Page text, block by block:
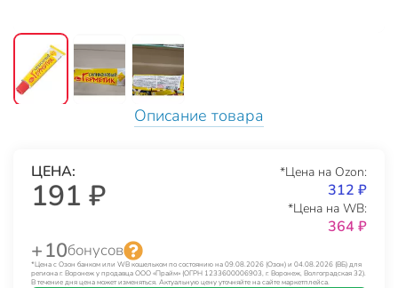
Описание товара
ЦЕНА:
191 ₽
*Цена на Ozon:
312 ₽
*Цена на WB:
364 ₽
+ 10бонусов
*Цена с Озон банком или WB кошельком по состоянию на 09.08.2026 (Озон) и 04.08.2026 (ВБ) для
региона г. Воронеж у продавца ООО «Прайм» (ОГРН 1233600006903, г. Воронеж, Волгоградская 32).
В течение дня цена может изменяться. Актуальную цену уточняйте на сайте маркетплейса.